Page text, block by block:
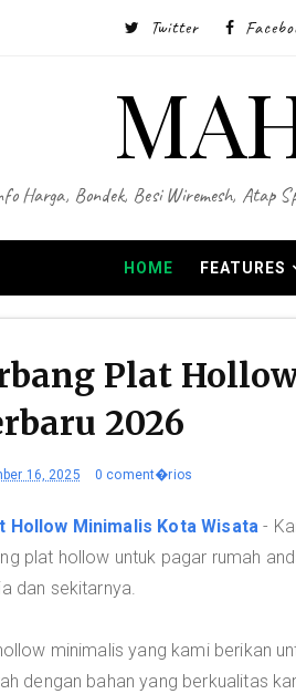
Twitter
Harga, Bondek, Besi Wiremesh, Atap
HOME FEATURES
Plat
2026
16, 2025 0 coment�rios
Hollow Minimalis Kota Wisata -
plat hollow untuk pagar rumah
dan sekitarnya.
minimalis yang kami berikan
dengan bahan yang berkualitas